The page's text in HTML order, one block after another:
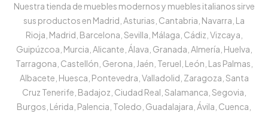
Nuestra tienda de muebles modernos y muebles italianos sirve
sus productos en Madrid, Asturias, Cantabria, Navarra, La
Rioja, Madrid, Barcelona, Sevilla, Málaga, Cádiz, Vizcaya,
Guipúzcoa, Murcia, Alicante, Álava, Granada, Almería, Huelva,
Tarragona, Castellón, Gerona, Jaén, Teruel, León, Las Palmas,
Albacete, Huesca, Pontevedra, Valladolid, Zaragoza, Santa
Cruz Tenerife, Badajoz, Ciudad Real, Salamanca, Segovia,
Burgos, Lérida, Palencia, Toledo, Guadalajara, Ávila, Cuenca,